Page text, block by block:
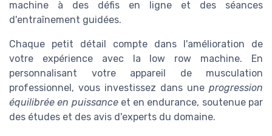
machine à des défis en ligne et des séances
d'entraînement guidées.
Chaque petit détail compte dans l'amélioration de
votre expérience avec la low row machine. En
personnalisant votre appareil de musculation
professionnel, vous investissez dans une progression
équilibrée en puissanceet en endurance, soutenue par
des études et des avis d'experts du domaine.